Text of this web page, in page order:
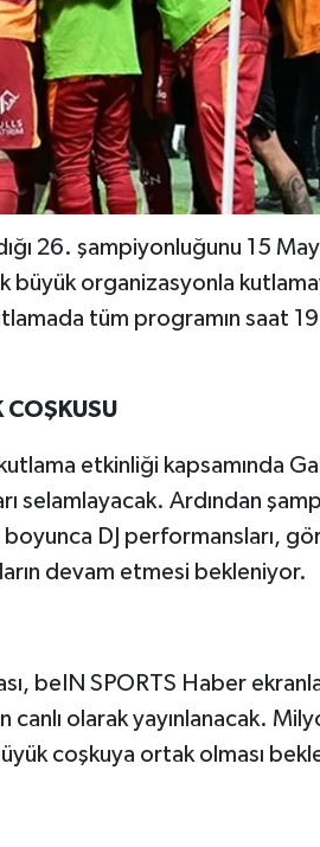
26. şampiyonluğunu 15
büyük organizasyonla
tüm programın saat
COŞKUSU
etkinliği kapsamında
selamlayacak. Ardından
DJ performansları,
devam etmesi bekleniyor.
beIN SPORTS Haber
canlı olarak yayınlanacak.
coşkuya ortak olması